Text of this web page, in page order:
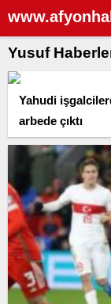
Yusuf
Yahudi
arbede çıktı